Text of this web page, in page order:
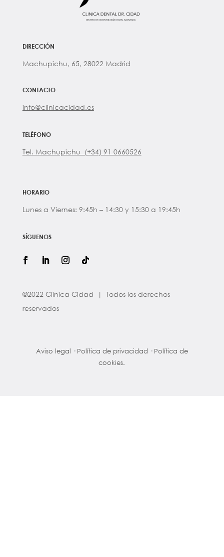
DIRECCIÓN
Machupichu, 65, 28022 Madrid
CONTACTO
info@clinicacidad.es
TELÉFONO
Tel. Machupichu (+34) 91 0660526
HORARIO
Lunes a Viernes: 9:45h – 14:30 y 15:30 a 19:45h
SÍGUENOS
©2022 Clínica Cidad | Todos los derechos
reservados
Aviso legal · Política de privacidad · Política de
cookies.